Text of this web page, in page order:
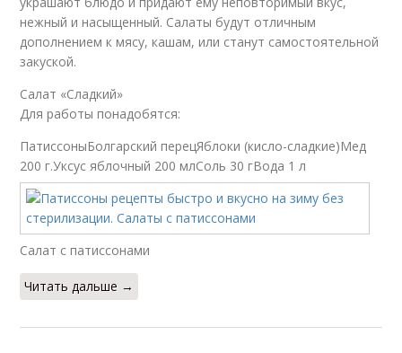
нежный и насыщенный. Салаты будут отличным
дополнением к мясу, кашам, или станут самостоятельной
закуской.
Салат «Сладкий»
Для работы понадобятся:
ПатиссоныБолгарский перецЯблоки (кисло-сладкие)Мед
200 г.Уксус яблочный 200 млСоль 30 гВода 1 л
Салат с патиссонами
Читать дальше →